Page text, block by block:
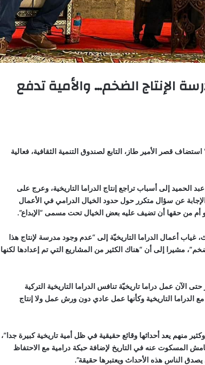
الإنتاج الضخم… والأمية تدفع
قصر الأمير طاز، التابع لصندوق التنمية الثقافية، فعالية
الحميد إلى أسباب تراجع إنتاج الدراما التاريخية، وعرج على
الإجابة عن سؤال متكرر حول حدود الخيال الدرامي في الأعمال
هو أم من حقها أن تضيف عليه بعض الخيال تحت مسمى “الإبداع”.
غياب أعمال الدراما التاريخيّة إلى “عدم وجود مدرسة لإنتاج هذا
مشيرا إلى أن “هناك الكثير من المشاريع التي تم إعدادها لكنها
عمل دراما تاريخيّة تنافس الدراما التاريخية التركية
مع الدراما التاريخية وكأنها عمل عادي دون ورش عمل ولا إنتاج
منهم يعد أحداثها وقائع حقيقية في ظل أمية تاريخية كبيرة جدا”،
المسكوت عنه في التاريخ لإضافة حبكة درامية مع الاحتفاظ
الناس هذه الأحداث ويعتبرها حقيقة”.